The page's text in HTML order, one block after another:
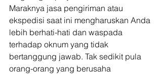
Maraknya jasa pengiriman atau
ekspedisi saat ini mengharuskan Anda
lebih berhati-hati dan waspada
terhadap oknum yang tidak
bertanggung jawab. Tak sedikit pula
orang-orang yang berusaha